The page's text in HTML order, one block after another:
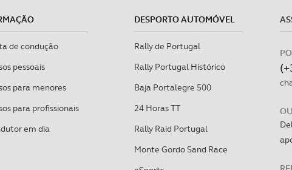
de condução
pessoais
para menores
para profissionais
em dia
DESPORTO AUTOMÓVEL
Rally de Portugal
Rally Portugal Histórico
Baja Portalegre 500
24 Horas TT
Rally Raid Portugal
Monte Gordo Sand Race